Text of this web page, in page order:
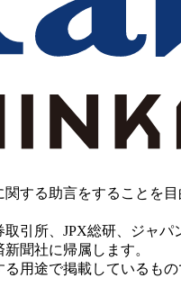
する助言をすることを目
所、JPX総研、ジャパ
聞社に帰属します。
用途で掲載しているも